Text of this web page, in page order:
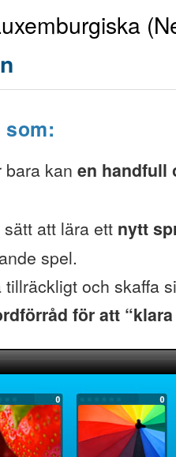
bara kan en handfull
att lära ett nytt
spel.
och skaffa
för att